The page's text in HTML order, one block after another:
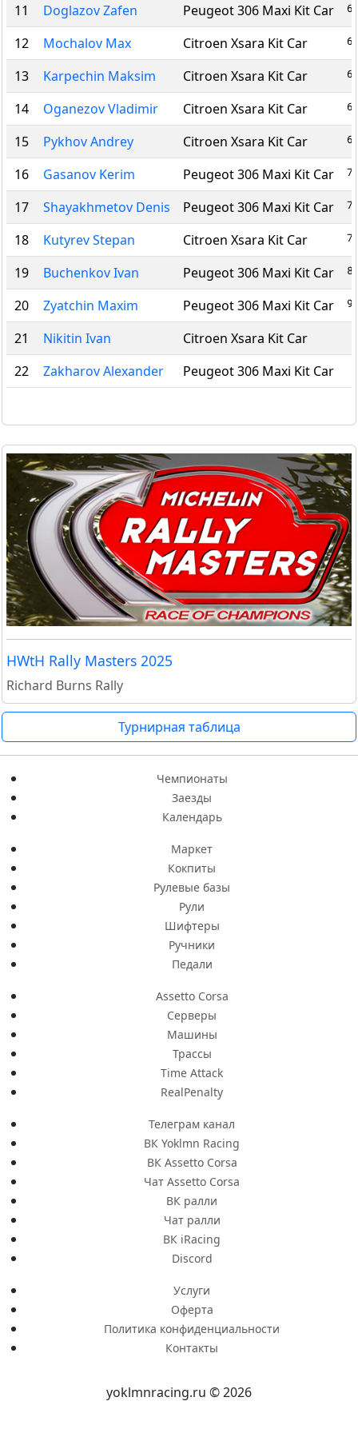
11 Doglazov Zafen Peugeot 306 Maxi Kit Car
12 Mochalov Max Citroen Xsara Kit Car
13 Karpechin Maksim Citroen Xsara Kit Car
14 Oganezov Vladimir Citroen Xsara Kit Car
15 Pykhov Andrey Citroen Xsara Kit Car
16 Gasanov Kerim Peugeot 306 Maxi Kit Car
17 Shayakhmetov Denis Peugeot 306 Maxi Kit Car
18 Kutyrev Stepan Citroen Xsara Kit Car
19 Buchenkov Ivan Peugeot 306 Maxi Kit Car
20 Zyatchin Maxim Peugeot 306 Maxi Kit Car
21 Nikitin Ivan
Citroen Xsara Kit Car
22
Zakharov Alexander Peugeot 306 Maxi Kit Car
HWtH Rally Masters 2025
Richard Burns Rally
Турнирная таблица
Чемпионаты
Заезды
Календарь
Маркет
Кокпиты
Рулевые базы
Рули
Шифтеры
Ручники
Педали
Assetto Corsa
Серверы
Машины
Трассы
Time Attack
RealPenalty
Телеграм канал
ВК Yoklmn Racing
ВК Assetto Corsa
Чат Assetto Corsa
ВК ралли
Чат ралли
ВК iRacing
Discord
Услуги
Оферта
Политика конфиденциальности
Контакты
yoklmnracing.ru © 2026